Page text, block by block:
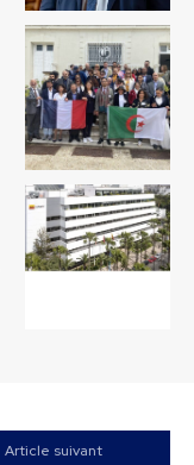
Article suivant